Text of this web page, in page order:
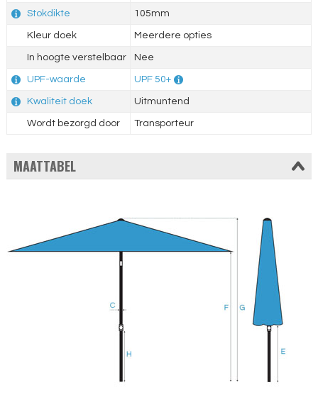
Stokdikte 105mm
Kleur doek Meerdere opties
In hoogte verstelbaar Nee
UPF-waarde UPF 50+
Kwaliteit doek Uitmuntend
Wordt bezorgd door Transporteur
MAATTABEL